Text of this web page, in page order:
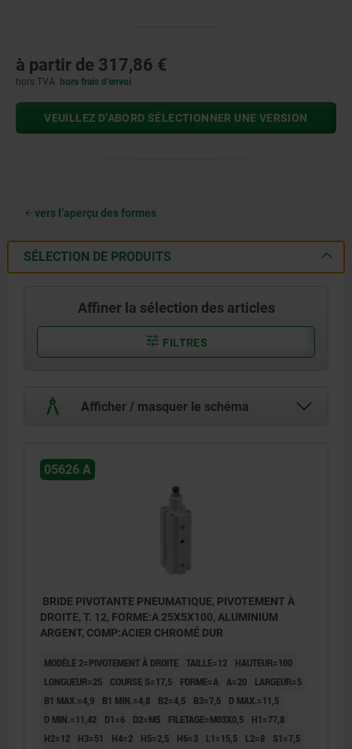
à partir de 317,86 €
hors TVA hors frais d’envoi
VEUILLEZ D’ABORD SÉLECTIONNER UNE VERSION
vers l’aperçu des formes
SÉLECTION DE PRODUITS
Affiner la sélection des articles
FILTRES
Afficher / masquer le schéma
05626 A
BRIDE PIVOTANTE PNEUMATIQUE, PIVOTEMENT À
DROITE, T. 12, FORME:A 25X5X100, ALUMINIUM
ARGENT, COMP:ACIER CHROMÉ DUR
MODÈLE 2=PIVOTEMENT À DROITE TAILLE=12
HAUTEUR=100
LONGUEUR=25
COURSE S=17,5 FORME=A A=20
LARGEUR=5
B1 MAX.=4,9
B1 MIN.=4,8 B2=4,5 B3=7,5
D MAX.=11,5
D MIN.=11,42
D1=6 D2=M5 FILETAGE=M03X0,5
H1=77,8
H2=12
H3=51 H4=2 H5=2,5 H6=3 L1=15,5 L2=8
S1=7,5